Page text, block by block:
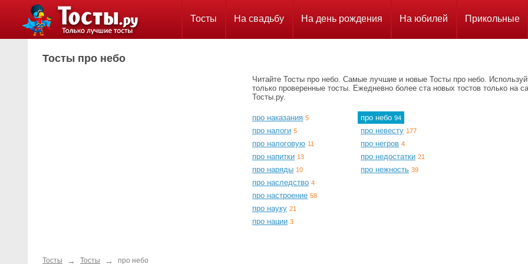
Тосты На свадьбу На день рождения На юбилей Прикольные
Тосты про небо
Читайте Тосты про небо. Самые лучшие и новые Тосты про небо.
только проверенные тосты. Ежедневно более ста новых тостов только на
Тосты.ру.
про наказания 5
про налоги 5
про налоговую 11
про напитки 13
про наряды 10
про наследство 4
про настроение 58
про науку 21
про нации 3
про небо 94
про невесту 177
про негров 4
про недостатки 21
про нежность 39
Тосты → Тосты → про небо